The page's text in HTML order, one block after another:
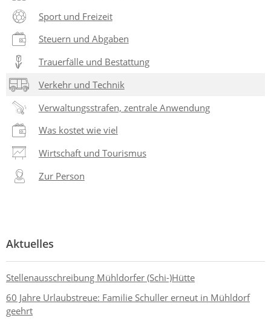
Sport und Freizeit
Steuern und Abgaben
Trauerfälle und Bestattung
Verkehr und Technik
Verwaltungsstrafen, zentrale Anwendung
Was kostet wie viel
Wirtschaft und Tourismus
Zur Person
Aktuelles
Stellenausschreibung Mühldorfer (Schi-)Hütte
60 Jahre Urlaubstreue: Familie Schuller erneut in Mühldorf
geehrt